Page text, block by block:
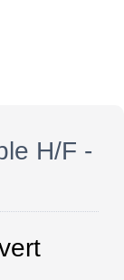
H/F -